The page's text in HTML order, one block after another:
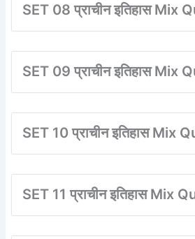
SET 08 प्राचीन इतिहास Mix
SET 09 प्राचीन इतिहास Mix
SET 10 प्राचीन इतिहास Mix
SET 11 प्राचीन इतिहास Mix